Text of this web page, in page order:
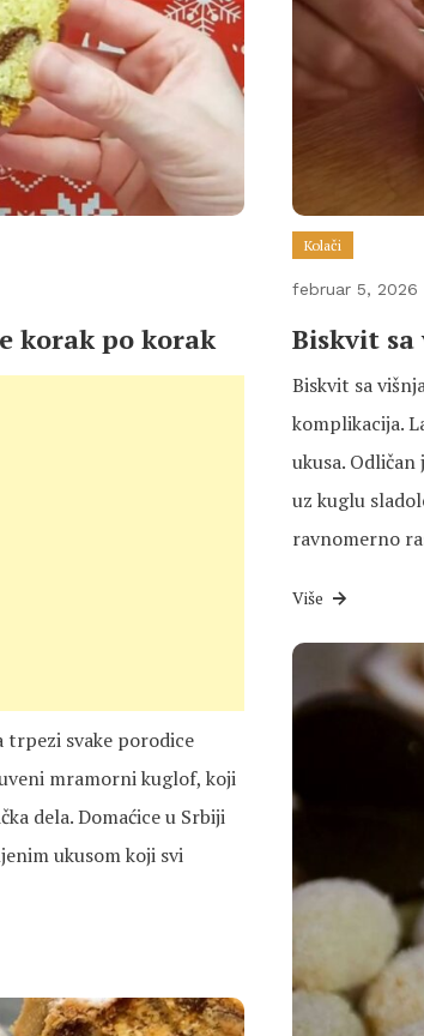
korak po korak
trpezi svake porodice
mramorni kuglof, koji
dela. Domaćice u Srbiji
ukusom koji svi
Kolači
februar 5, 2026
Biskvit
Biskvit sa
komplikacija.
ukusa.
uz kuglu
ravnomerno
Više